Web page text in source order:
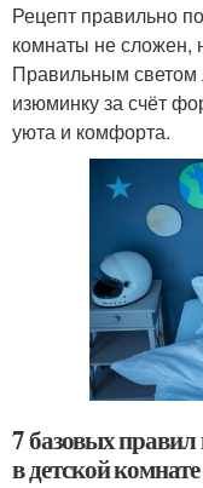
Рецепт правильно
комнаты не сложен,
Правильным светом
изюминку за счёт
уюта и комфорта.
7 базовых
в детской комнате